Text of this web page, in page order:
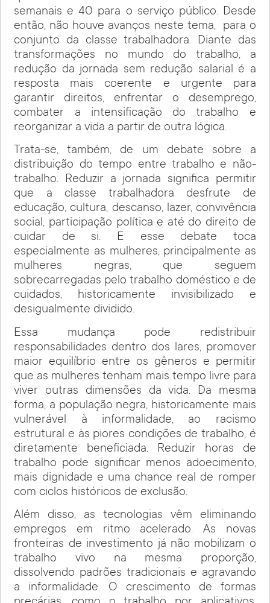
semanais e 40 para o serviço público. Desde
então, não houve avanços neste tema, para o
conjunto da classe trabalhadora. Diante das
transformações no mundo do trabalho, a
redução da jornada sem redução salarial é a
resposta mais coerente e urgente para
garantir direitos, enfrentar o desemprego,
combater a intensificação do trabalho e
reorganizar a vida a partir de outra lógica.
Trata-se, também, de um debate sobre a
distribuição do tempo entre trabalho e não-
trabalho. Reduzir a jornada significa permitir
que a classe trabalhadora desfrute de
educação, cultura, descanso, lazer, convivência
social, participação política e até do direito de
cuidar de si. E esse debate toca
especialmente as mulheres, principalmente as
mulheres negras, que seguem
sobrecarregadas pelo trabalho doméstico e de
cuidados, historicamente invisibilizado e
desigualmente dividido.
Essa mudança pode redistribuir
responsabilidades dentro dos lares, promover
maior equilíbrio entre os gêneros e permitir
que as mulheres tenham mais tempo livre para
viver outras dimensões da vida. Da mesma
forma, a população negra, historicamente mais
vulnerável à informalidade, ao racismo
estrutural e às piores condições de trabalho, é
diretamente beneficiada. Reduzir horas de
trabalho pode significar menos adoecimento,
mais dignidade e uma chance real de romper
com ciclos históricos de exclusão.
Além disso, as tecnologias vêm eliminando
empregos em ritmo acelerado. As novas
fronteiras de investimento já não mobilizam o
trabalho vivo na mesma proporção,
dissolvendo padrões tradicionais e agravando
a informalidade. O crescimento de formas